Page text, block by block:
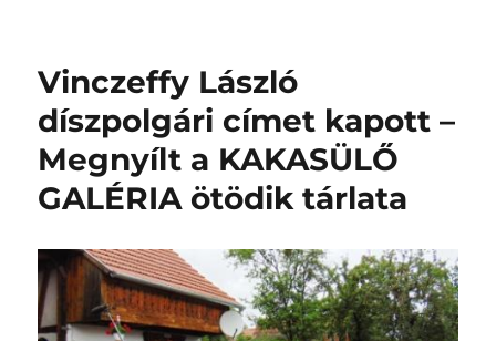
Látogatható
a
Kakasülő
Galéria
idei
kiállítása
Vinczeffy László
díszpolgári címet kapott –
Megnyílt a KAKASÜLŐ
GALÉRIA ötödik tárlata